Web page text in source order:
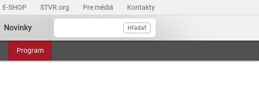
E-SHOP STVR.org Pre médiá Kontakty
Hľadať
Program
Novinky